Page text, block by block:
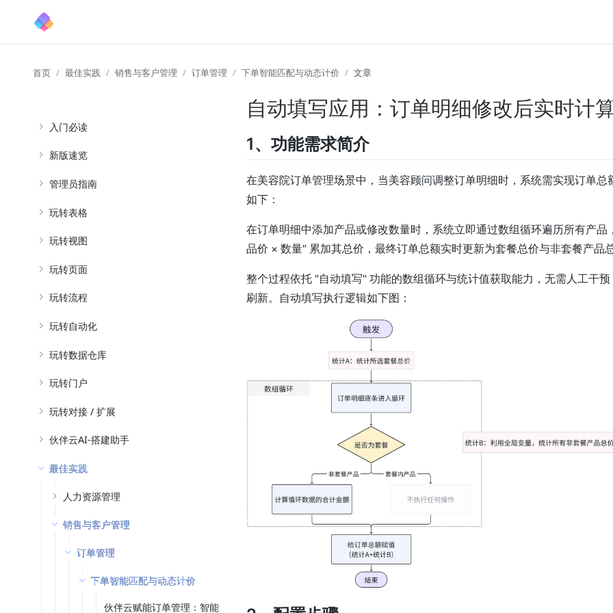
首页 最佳实践 销售与客户管理 订单管理 下单智能匹配与动态计价 文章
入门必读
新版速览
管理员指南
玩转表格
玩转视图
玩转页面
玩转流程
玩转自动化
玩转数据仓库
玩转门户
玩转对接 / 扩展
伙伴云AI-搭建助手
最佳实践
人力资源管理
销售与客户管理
订单管理
下单智能匹配与动态计价
伙伴云赋能订单管理：智能
自动填写应用：订单明细修改后实时计
1、功能需求简介
在美容院订单管理场景中，当美容顾问调整订单明细时，系统需实现订单总
如下：
在订单明细中添加产品或修改数量时，系统立即通过数组循环遍历所有产品
品价 × 数量" 累加其总价，最终订单总额实时更新为套餐总价与非套餐产品总
整个过程依托 "自动填写" 功能的数组循环与统计值获取能力，无需人工干
刷新。自动填写执行逻辑如下图：